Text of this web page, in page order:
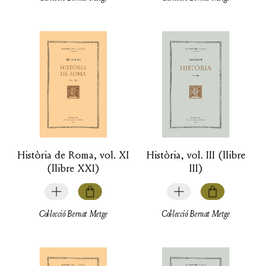
Història de Roma, vol. XI
(llibre XXI)
Col·lecció Bernat Metge
Història, vol. III (llibre
III)
Col·lecció Bernat Metge